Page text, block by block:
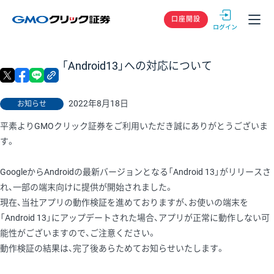
GMOクリック
口座開設
「Android13」への対応について
お知らせ 2022年8月18日
X facebook
平素よりGMOクリック証券をご利用いただき誠にありがとうございま
す。
GoogleからAndroidの最新バージョンとなる「Android 13」がリリースさ
れ、一部の端末向けに提供が開始されました。
現在、当社アプリの動作検証を進めておりますが、お使いの端末を
「Android 13」にアップデートされた場合、アプリが正常に動作しない可
能性がございますので、ご注意ください。
動作検証の結果は、完了後あらためてお知らせいたします。